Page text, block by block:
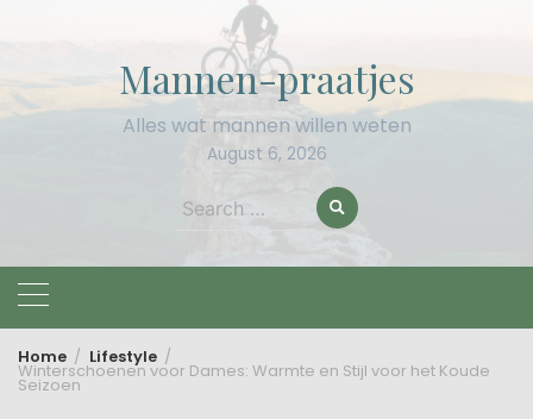
Mannen-praatjes
Alles wat mannen willen weten
August 6, 2026
Search
Home Lifestyle
Winterschoenen voor Dames: Warmte en Stijl voor het Koude
Seizoen